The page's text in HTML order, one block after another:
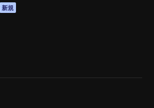
新規